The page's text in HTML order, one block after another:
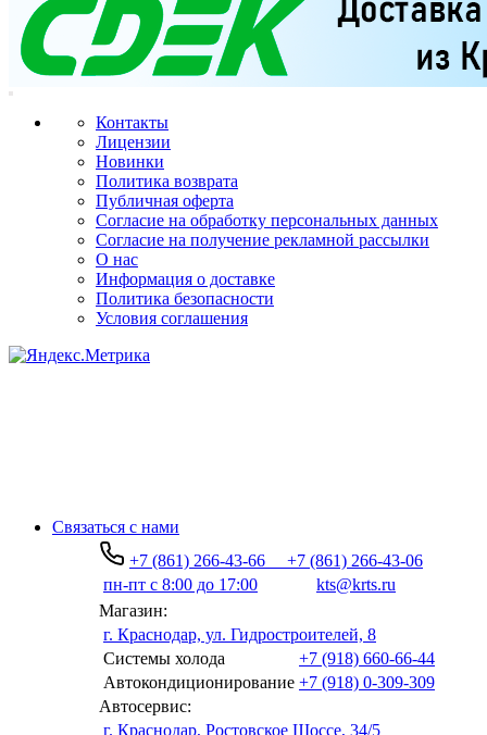
Контакты
Лицензии
Новинки
Политика возврата
Публичная оферта
Согласие на обработку персональных данных
Согласие на получение рекламной рассылки
О нас
Информация о доставке
Политика безопасности
Условия соглашения
Связаться с нами
+7 (861) 266-43-66
+7 (861) 266-43-06
пн-пт с 8:00 до 17:00
kts@krts.ru
Магазин:
г. Краснодар, ул. Гидростроителей, 8
Системы холода
+7 (918) 660-66-44
Автокондиционирование +7 (918) 0-309-309
Автосервис:
г. Краснодар, Ростовское Шоссе, 34/5